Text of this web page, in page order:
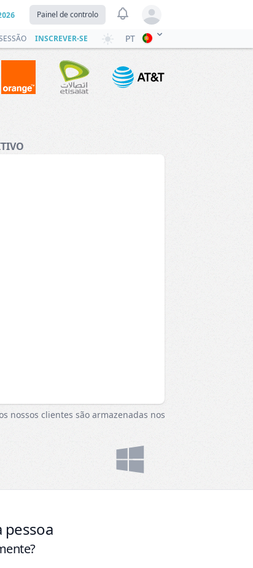
Painel de controlo View notifications
Open user menu
INSCREVER-SE PT
nossos clientes são armazenadas nos
pessoa